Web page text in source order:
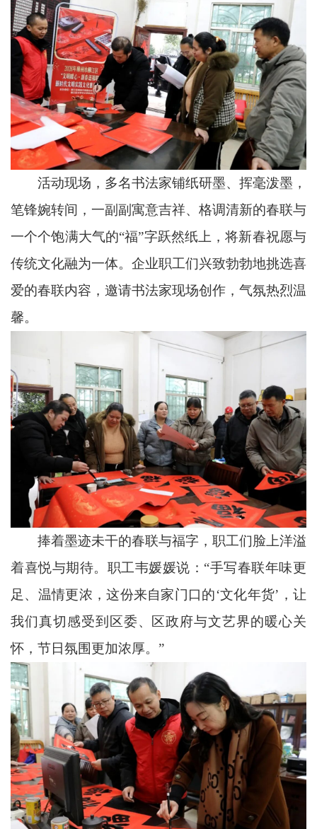
活动现场，多名书法家铺纸研墨、挥毫泼墨，
笔锋婉转间，一副副寓意吉祥、格调清新的春联与
一个个饱满大气的“福”字跃然纸上，将新春祝愿与
传统文化融为一体。企业职工们兴致勃勃地挑选喜
爱的春联内容，邀请书法家现场创作，气氛热烈温
馨。
捧着墨迹未干的春联与福字，职工们脸上洋溢
着喜悦与期待。职工韦媛媛说：“手写春联年味更
足、温情更浓，这份来自家门口的‘文化年货’，让
我们真切感受到区委、区政府与文艺界的暖心关
怀，节日氛围更加浓厚。”